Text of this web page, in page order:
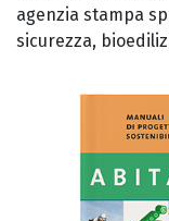
agenzia stampa
sicurezza,